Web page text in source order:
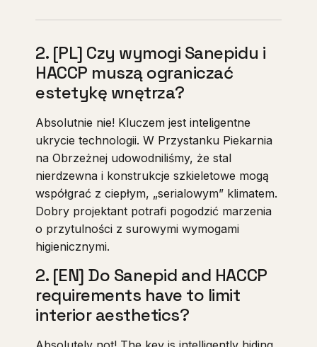
2. [PL] Czy wymogi Sanepidu i
HACCP muszą ograniczać
estetykę wnętrza?
Absolutnie nie! Kluczem jest inteligentne
ukrycie technologii. W Przystanku Piekarnia
na Obrzeżnej udowodniliśmy, że stal
nierdzewna i konstrukcje szkieletowe mogą
współgrać z ciepłym, „serialowym” klimatem.
Dobry projektant potrafi pogodzić marzenia
o przytulności z surowymi wymogami
higienicznymi.
2. [EN] Do Sanepid and HACCP
requirements have to limit
interior aesthetics?